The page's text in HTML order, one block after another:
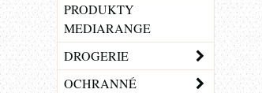
PRODUKTY
MEDIARANGE
DROGERIE
OCHRANNÉ